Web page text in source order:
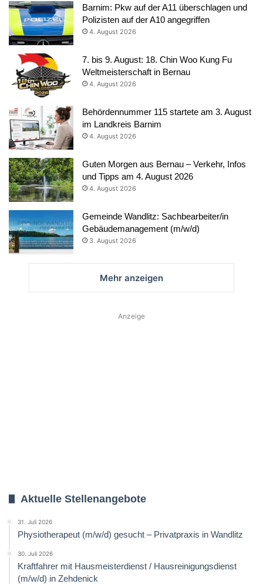
Barnim: Pkw auf der A11 überschlagen und
Polizisten auf der A10 angegriffen
4. August 2026
7. bis 9. August: 18. Chin Woo Kung Fu
Weltmeisterschaft in Bernau
4. August 2026
Behördennummer 115 startete am 3. August
im Landkreis Barnim
4. August 2026
Guten Morgen aus Bernau – Verkehr, Infos
und Tipps am 4. August 2026
4. August 2026
Gemeinde Wandlitz: Sachbearbeiter/in
Gebäudemanagement (m/w/d)
3. August 2026
Mehr anzeigen
Anzeige
Aktuelle Stellenangebote
31. Juli 2026
Physiotherapeut (m/w/d) gesucht – Privatpraxis in Wandlitz
30. Juli 2026
Kraftfahrer mit Hausmeisterdienst / Hausreinigungsdienst
(m/w/d) in Zehdenick